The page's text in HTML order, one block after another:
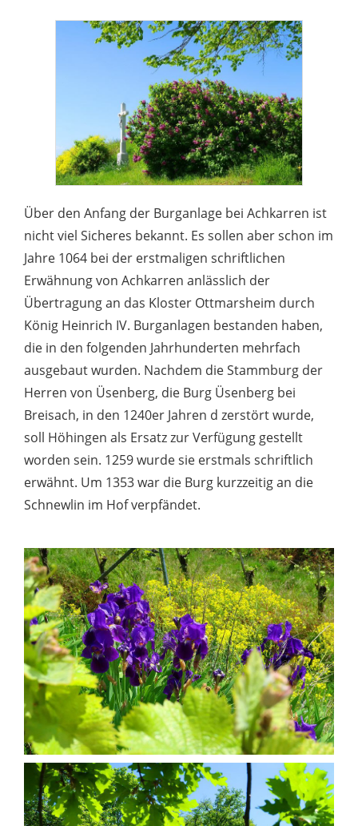
Über den Anfang der Burganlage bei Achkarren ist
nicht viel Sicheres bekannt. Es sollen aber schon im
Jahre 1064 bei der erstmaligen schriftlichen
Erwähnung von Achkarren anlässlich der
Übertragung an das Kloster Ottmarsheim durch
König Heinrich IV. Burganlagen bestanden haben,
die in den folgenden Jahrhunderten mehrfach
ausgebaut wurden. Nachdem die Stammburg der
Herren von Üsenberg, die Burg Üsenberg bei
Breisach, in den 1240er Jahren d zerstört wurde,
soll Höhingen als Ersatz zur Verfügung gestellt
worden sein. 1259 wurde sie erstmals schriftlich
erwähnt. Um 1353 war die Burg kurzzeitig an die
Schnewlin im Hof verpfändet.